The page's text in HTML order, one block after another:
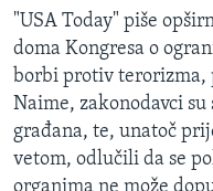
Idi
na
pretragu
SJEDINJENE
BOSNA I
SVIJET
NAUKA I TEHNOLOGIJA
SPECIJALNI PROJEKTI
KORUPCIJA
SLOBODA MEDIJA
ŽENSKA STRANA
"USA Today" piše
doma Kongresa o
borbi protiv terorizma,
Naime, zakonodavci
građana, te, unatoč
vetom, odlučili da se